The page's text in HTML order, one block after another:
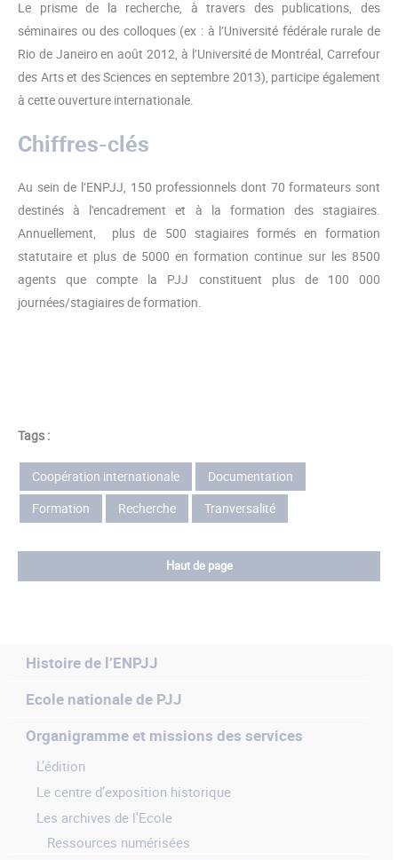
Le prisme de la recherche, à travers des publications, des
séminaires ou des colloques (ex : à l’Université fédérale rurale de
Rio de Janeiro en août 2012, à l’Université de Montréal, Carrefour
des Arts et des Sciences en septembre 2013), participe également
à cette ouverture internationale.
Chiffres-clés
Au sein de l’ENPJJ, 150 professionnels dont 70 formateurs sont
destinés à l'encadrement et à la formation des stagiaires.
Annuellement, plus de 500 stagiaires formés en formation
statutaire et plus de 5000 en formation continue sur les 8500
agents que compte la PJJ constituent plus de 100 000
journées/stagiaires de formation.
Tags :
Coopération internationale
Documentation
Formation
Recherche Tranversalité
Haut de page
Histoire de l’ENPJJ
Ecole nationale de PJJ
Organigramme et missions des services
L’édition
Le centre d’exposition historique
Les archives de l'Ecole
Ressources numérisées